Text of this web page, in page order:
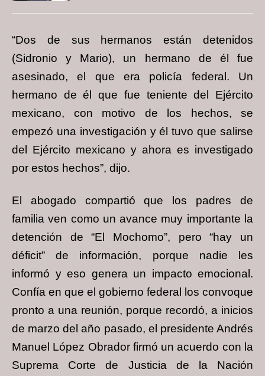
“Dos de sus hermanos están detenidos
(Sidronio y Mario), un hermano de él fue
asesinado, el que era policía federal. Un
hermano de él que fue teniente del Ejército
mexicano, con motivo de los hechos, se
empezó una investigación y él tuvo que salirse
del Ejército mexicano y ahora es investigado
por estos hechos”, dijo.
El abogado compartió que los padres de
familia ven como un avance muy importante la
detención de “El Mochomo”, pero “hay un
déficit” de información, porque nadie les
informó y eso genera un impacto emocional.
Confía en que el gobierno federal los convoque
pronto a una reunión, porque recordó, a inicios
de marzo del año pasado, el presidente Andrés
Manuel López Obrador firmó un acuerdo con la
Suprema Corte de Justicia de la Nación